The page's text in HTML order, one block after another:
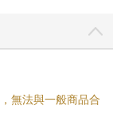
無法與一般商品合